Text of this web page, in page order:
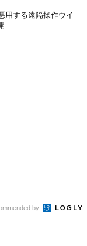
だ。
選
用する遠隔操作ウイ
by